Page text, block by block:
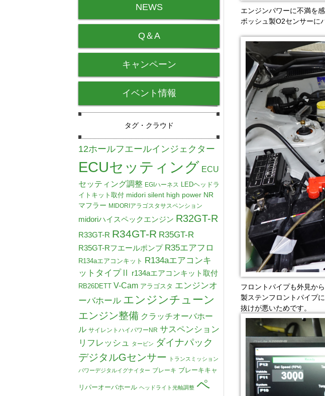
エンジンパワーに不満を
ボッシュ製O2センサーに
フロントパイプも外見か
製ステンフロントパイプ
抜けが悪いためです。
NEWS
Q＆A
キャンペーン
イベント情報
タグ・クラウド
12ホールフエールインジェクター
ECUセッティング ECU
セッティング調整 EGIハーネス LEDヘッドラ
イトキット取付 midori silent high power NR
マフラー MIDORIアラゴスタサスペンション
midoriハイスペックエンジン R32GT-R
R33GT-R R34GT-R R35GT-R
R35GT-Rフエールポンプ R35エアフロ
R134aエアコンキット R134aエアコンキ
ットタイプⅡ
r134aエアコンキット取付
RB26DETT V-Cam アラゴスタ エンジンオ
ーバホール エンジンチューン
エンジン整備 クラッチオーバホー
ル サイレントハイパワーNR サスペンション
リフレッシュ
タービン ダイナパック
デジタルGセンサー
トランスミッション
パワーデジタルイグナイター ブレーキ ブレーキキャ
リパーオーバホール ヘッドライト光軸調整 ペ